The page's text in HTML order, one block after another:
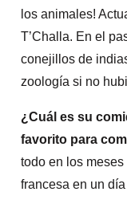
los animales!
T’Challa. En el
conejillos de
zoología si no
¿Cuál es su
favorito para
todo en los
francesa en un